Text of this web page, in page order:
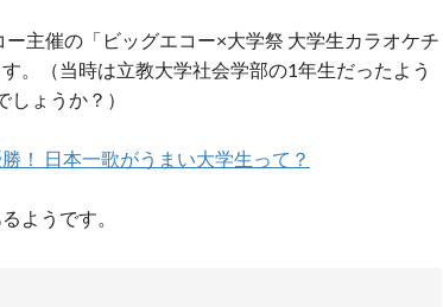
主催の「ビッグエコー×大学祭 大学生カラオケチ
。（当時は立教大学社会学部の1年生だったよう
ょうか？）
！ 日本一歌がうまい大学生って？
ようです。